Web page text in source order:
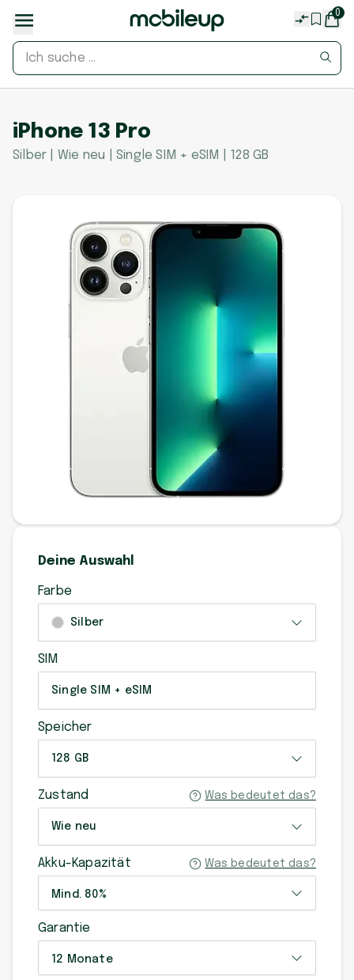
0
iPhone 13 Pro
Silber | Wie neu | Single SIM + eSIM | 128 GB
Deine Auswahl
Farbe
Silber
SIM
Single SIM + eSIM
Speicher
128 GB
Zustand Was bedeutet das?
Wie neu
Akku-Kapazität Was bedeutet das?
Mind. 80%
Garantie
12 Monate